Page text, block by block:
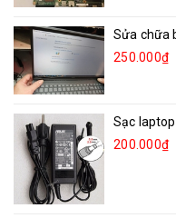
Sửa chữa
250.000₫
Sạc
200.000₫